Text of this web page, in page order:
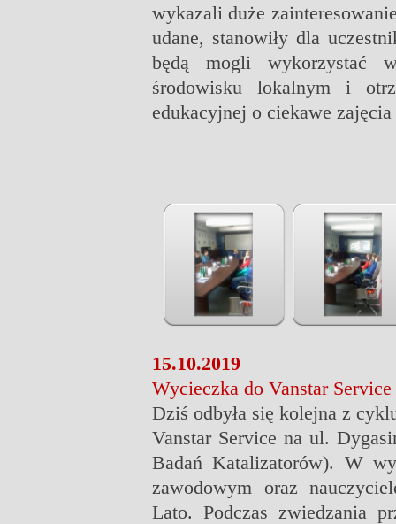
wykazali duże
udane, stanowiły dla
będą mogli wykorzystać
środowisku lokalnym i
edukacyjnej o ciekawe
15.10.2019
Wycieczka do Vanstar Service
Dziś odbyła się kolejna z
Vanstar Service na ul.
Badań Katalizatorów). W
zawodowym oraz
Lato. Podczas zwiedzania